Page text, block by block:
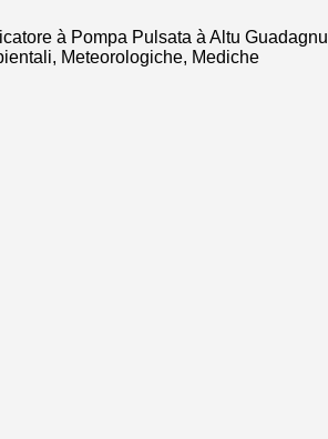
à Pompa Pulsata à Altu Guadagnu
Meteorologiche, Mediche